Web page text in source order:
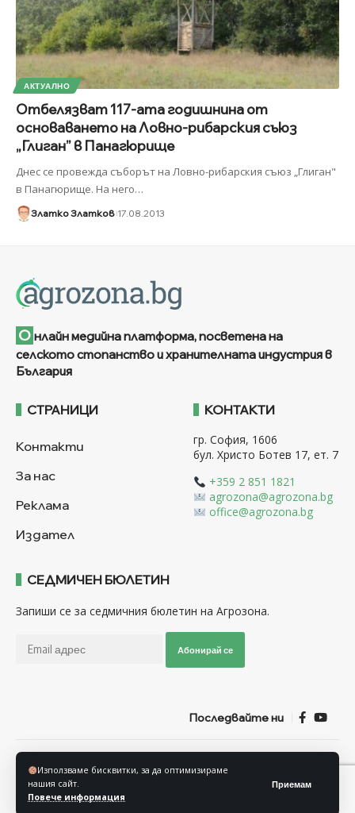
Използваме бисквитки, за да оптимизираме
нашия сайт.
Повече информация
Приемам
АКТУАЛНО
Отбелязват 117-ата годишнина от
основаването на Ловно-рибарския съюз
„Глиган” в Панагюрище
Днес се провежда съборът на Ловно-рибарския съюз „Глиган"
в Панагюрище. На него…
Златко Златков 17.08.2013
О нлайн медийна платформа, посветена на
селското стопанство и хранителната индустрия в
България
СТРАНИЦИ
Контакти
За нас
Реклама
Издател
КОНТАКТИ
гр. София, 1606
бул. Христо Ботев 17, ет. 7
+359 2 851 1821
agrozona@agrozona.bg
office@agrozona.bg
СЕДМИЧЕН БЮЛЕТИН
Запиши се за седмичния бюлетин на Агрозона.
Абонирай се
Последвайте ни
© Агрозона © 2011-2025 Всички права запазени
Политика за защита на личните данни